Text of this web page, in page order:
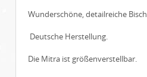
Wunderschöne, detailreiche
Deutsche Herstellung.
Die Mitra ist größenverstellbar.